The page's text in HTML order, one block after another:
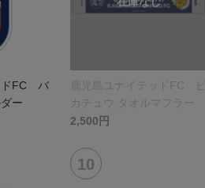
ドFC バ
ー
鹿児島ユナイテッドFC ピ
カチュウ タオルマフラー
2,500円